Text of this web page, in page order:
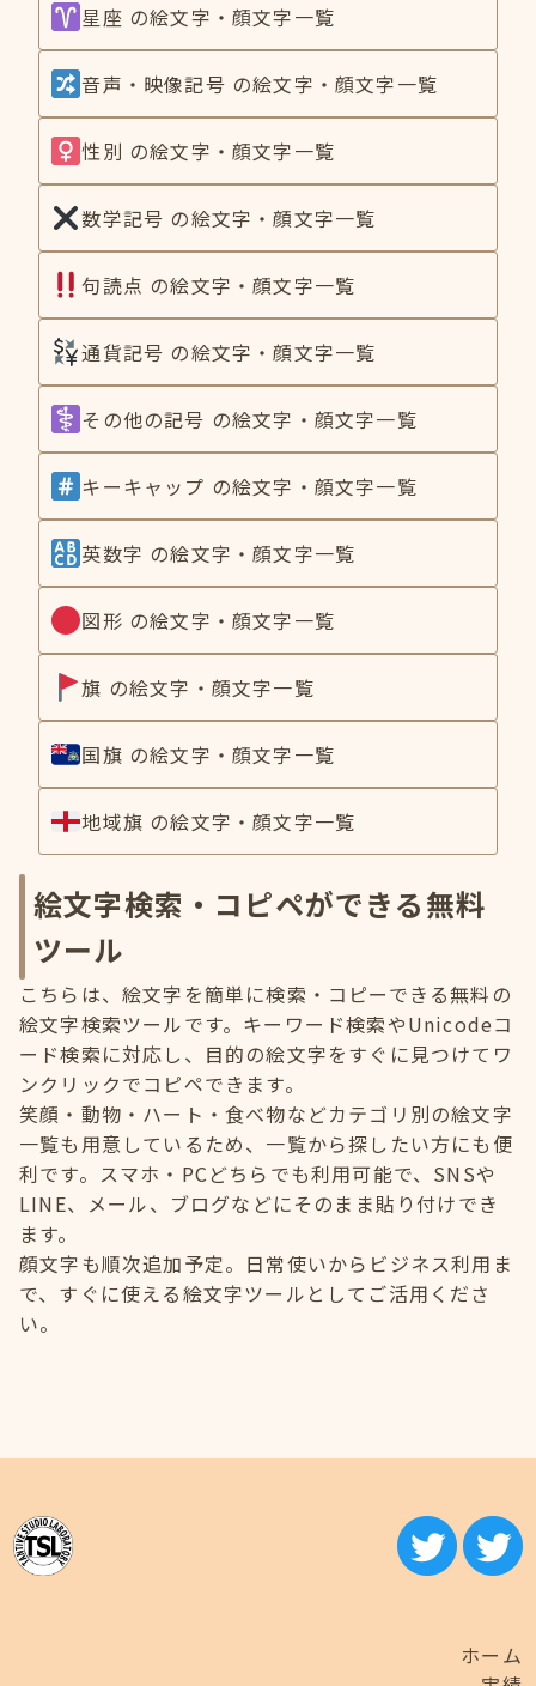
星座 の絵文字・顔文字一覧
音声・映像記号 の絵文字・顔文字一覧
性別 の絵文字・顔文字一覧
数学記号 の絵文字・顔文字一覧
句読点 の絵文字・顔文字一覧
通貨記号 の絵文字・顔文字一覧
その他の記号 の絵文字・顔文字一覧
キーキャップ の絵文字・顔文字一覧
英数字 の絵文字・顔文字一覧
図形 の絵文字・顔文字一覧
旗 の絵文字・顔文字一覧
国旗 の絵文字・顔文字一覧
地域旗 の絵文字・顔文字一覧
絵文字検索・コピペができる無料
ツール
こちらは、絵文字を簡単に検索・コピーできる無料の
絵文字検索ツールです。キーワード検索やUnicodeコ
ード検索に対応し、目的の絵文字をすぐに見つけてワ
ンクリックでコピペできます。
笑顔・動物・ハート・食べ物などカテゴリ別の絵文字
一覧も用意しているため、一覧から探したい方にも便
利です。スマホ・PCどちらでも利用可能で、SNSや
LINE、メール、ブログなどにそのまま貼り付けでき
ます。
顔文字も順次追加予定。日常使いからビジネス利用ま
で、すぐに使える絵文字ツールとしてご活用くださ
い。
ホーム